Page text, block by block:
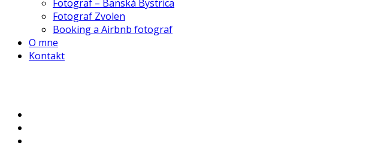
Fotograf – Banská Bystrica
Fotograf Zvolen
Booking a Airbnb fotograf
O mne
Kontakt